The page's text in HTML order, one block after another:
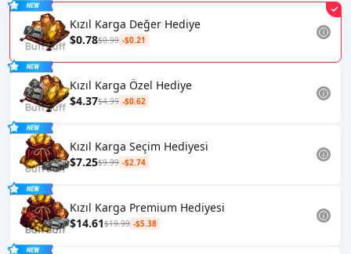
Kızıl Karga Değer Hediye
$0.78$0.99 -$0.21
Kızıl Karga Özel Hediye
$4.37$4.99 -$0.62
Kızıl Karga Seçim Hediyesi
$7.25$9.99 -$2.74
Kızıl Karga Premium Hediyesi
$14.61$19.99 -$5.38